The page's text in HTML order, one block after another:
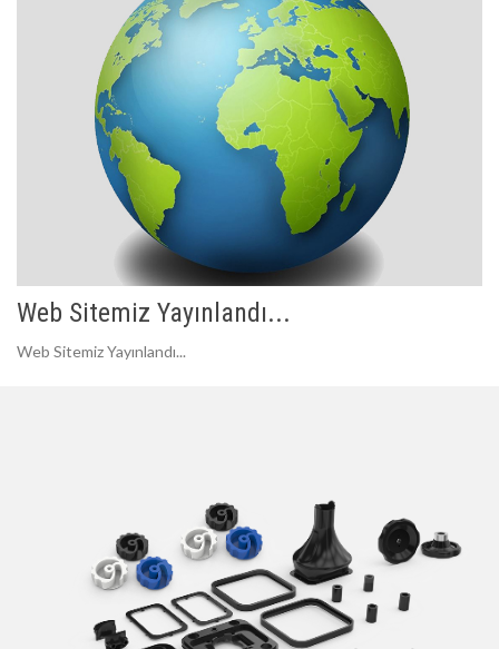
Web Sitemiz Yayınlandı...
Web Sitemiz Yayınlandı...